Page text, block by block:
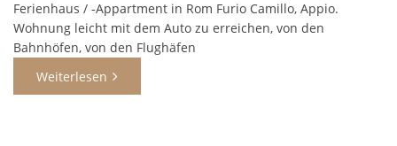
Ferienhaus / -Appartment in Rom Furio Camillo, Appio.
Wohnung leicht mit dem Auto zu erreichen, von den
Bahnhöfen, von den Flughäfen
Weiterlesen